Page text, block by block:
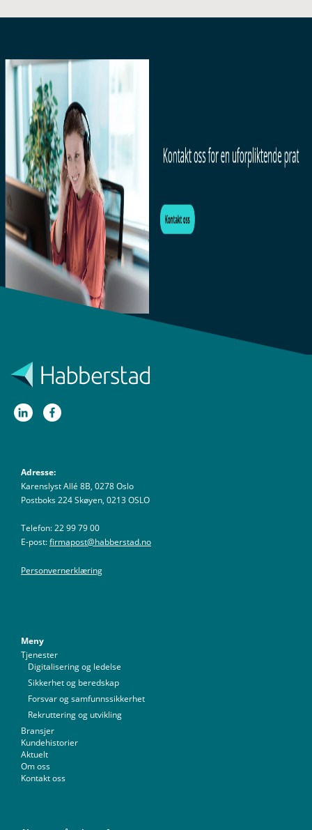
Adresse:
Karenslyst Allé 8B, 0278 Oslo
Postboks 224 Skøyen, 0213 OSLO
Telefon: 22 99 79 00
E-post:firmapost@habberstad.no
Personvernerklæring
Meny
Tjenester
Digitalisering og ledelse
Sikkerhet og beredskap
Forsvar og samfunnssikkerhet
Rekruttering og utvikling
Bransjer
Kundehistorier
Aktuelt
Om oss
Kontakt oss